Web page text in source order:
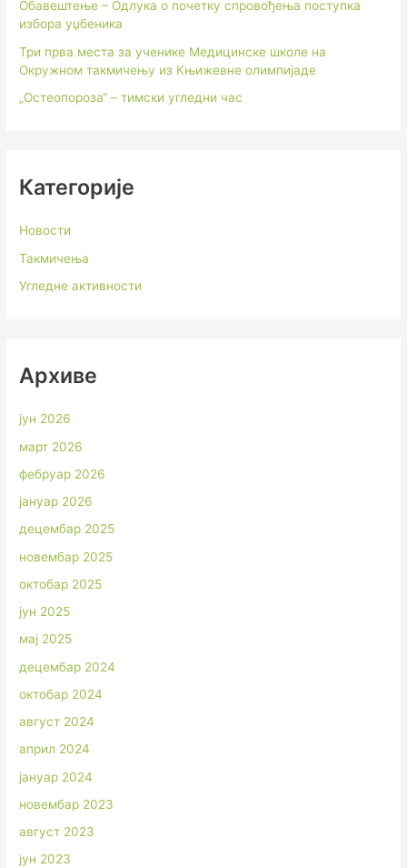
Обавештење – Одлука о почетку спровођења поступка
избора уџбеника
Три прва места за ученике Медицинске школе на
Окружном такмичењу из Књижевне олимпијаде
„Остеопороза“ – тимски угледни час
Категорије
Новости
Такмичења
Угледне активности
Архиве
јун 2026
март 2026
фебруар 2026
јануар 2026
децембар 2025
новембар 2025
октобар 2025
јун 2025
мај 2025
децембар 2024
октобар 2024
август 2024
април 2024
јануар 2024
новембар 2023
август 2023
јун 2023